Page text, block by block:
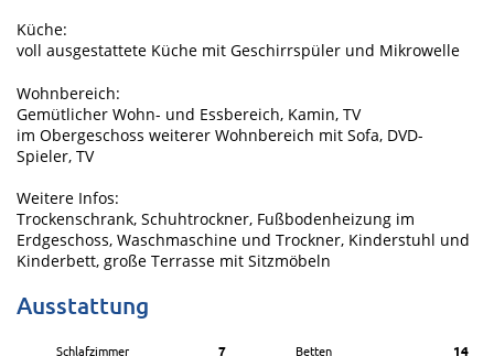
Küche:
voll ausgestattete Küche mit Geschirrspüler und Mikrowelle
Wohnbereich:
Gemütlicher Wohn- und Essbereich, Kamin, TV
im Obergeschoss weiterer Wohnbereich mit Sofa, DVD-
Spieler, TV
Weitere Infos:
Trockenschrank, Schuhtrockner, Fußbodenheizung im
Erdgeschoss, Waschmaschine und Trockner, Kinderstuhl und
Kinderbett, große Terrasse mit Sitzmöbeln
Ausstattung
Schlafzimmer 7 Betten 14